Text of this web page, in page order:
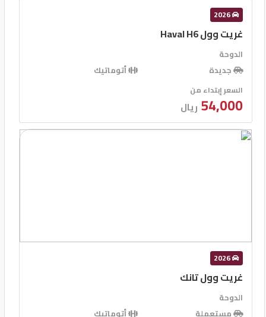
2026
غريت وول Haval H6
الدوحة
جديدة
أتوماتيك
السعر إبتداء من
54,000 ريال
2026
غريت وول تانك
الدوحة
مستعملة
أتوماتيك